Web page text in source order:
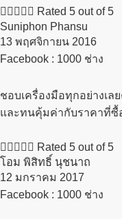
     Rated 5 out of 5
Suniphon Phansu
13 พฤศจิกายน 2016​
Facebook : 1000 ช่าง
ชอบเครื่องมือทุกอย่างเล
และทนคุ้มค่ากับราคาที่ซื้
     Rated 5 out of 5
โอม พิสิทธิ์ นุชนาถ
12 มกราคม 2017​
Facebook : 1000 ช่าง